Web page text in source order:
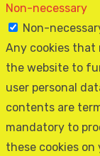
Non-necessary
Non-
Any cookies that
the website to
user personal
contents are
mandatory to
these cookies on